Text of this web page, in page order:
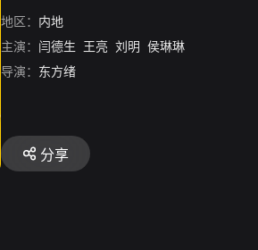
地区： 内地
主演： 闫德生 王亮 刘明
侯琳琳
导演： 东方绪
分享